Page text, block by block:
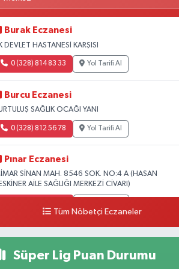
Burak Eczanesi
DEVLET HASTANESİ KARŞISI
0 (328) 814 83 33 Yol Tarifi Al
Burcu Eczanesi
SAĞLIK OCAĞI YANI
0 (328) 812 56 78 Yol Tarifi Al
Pınar Eczanesi
SİNAN MAH. 8546 SOK. NO:4 A (HASAN
AİLE SAĞLIĞI MERKEZİ CİVARI)
Tüm Nöbetçi Eczaneler
Süper Lig Puan Durumu